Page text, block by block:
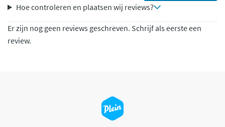
Hoe controleren en plaatsen wij reviews?
Er zijn nog geen reviews geschreven. Schrijf als eerste een
review.